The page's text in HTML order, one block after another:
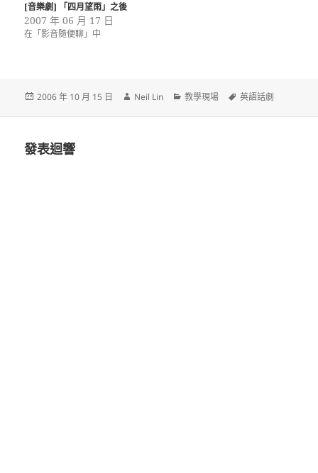
[音樂劇] 「四月望雨」之後
2007 年 06 月 17 日
在「影音隨便聊」中
發
2006 年 10 月 15 日
作
Neil Lin
分
教學現場
標
英語話劇
發表迴響